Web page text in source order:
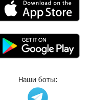
Наши боты: